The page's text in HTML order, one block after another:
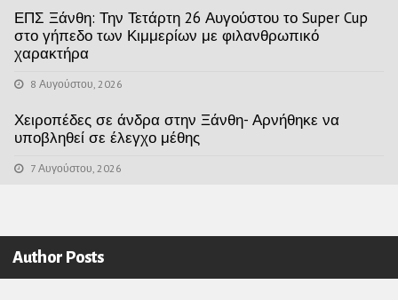
ΕΠΣ Ξάνθη: Την Τετάρτη 26 Αυγούστου το Super Cup
στο γήπεδο των Κιμμερίων με φιλανθρωπικό
χαρακτήρα
8 Αυγούστου, 2026
Χειροπέδες σε άνδρα στην Ξάνθη- Αρνήθηκε να
υποβληθεί σε έλεγχο μέθης
7 Αυγούστου, 2026
Author Posts